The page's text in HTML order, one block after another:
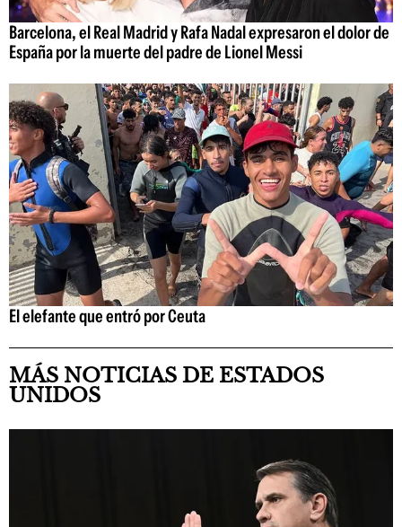
Barcelona, el Real Madrid y Rafa Nadal expresaron el dolor de
España por la muerte del padre de Lionel Messi
El elefante que entró por Ceuta
MÁS NOTICIAS DE ESTADOS
UNIDOS